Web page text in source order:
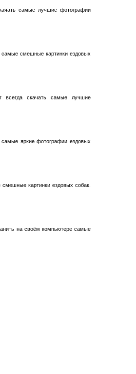
самые лучшие фотографии
самые смешные картинки ездовых
всегда скачать самые лучшие
яркие фотографии ездовых
картинки ездовых собак.
на своём компьютере самые